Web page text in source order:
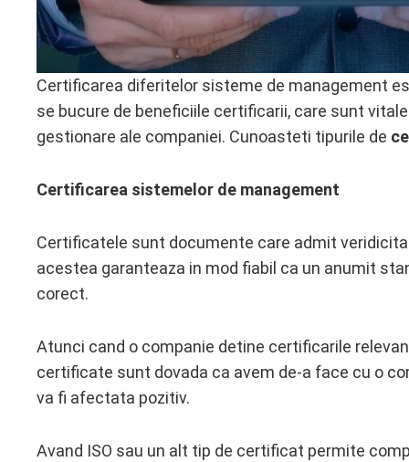
Certificarea diferitelor sisteme de management
se bucure de beneficiile certificarii, care sunt
gestionare ale companiei. Cunoasteti tipurile de
Certificarea sistemelor de management
Certificatele sunt documente care admit
acestea garanteaza in mod fiabil ca un anumit
corect.
Atunci cand o companie detine certificarile
certificate sunt dovada ca avem de-a face cu o
va fi afectata pozitiv.
Avand ISO sau un alt tip de certificat permite